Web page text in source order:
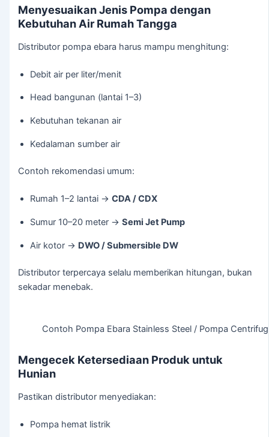
Menyesuaikan Jenis Pompa dengan
Kebutuhan Air Rumah Tangga
Distributor pompa ebara harus mampu menghitung:
Debit air per liter/menit
Head bangunan (lantai 1–3)
Kebutuhan tekanan air
Kedalaman sumber air
Contoh rekomendasi umum:
Rumah 1–2 lantai →CDA / CDX
Sumur 10–20 meter →Semi Jet Pump
Air kotor → DWO / Submersible DW
Distributor terpercaya selalu memberikan hitungan, bukan
sekadar menebak.
Contoh Pompa Ebara Stainless Steel / Pompa
Mengecek Ketersediaan Produk untuk
Hunian
Pastikan distributor menyediakan:
Pompa hemat listrik